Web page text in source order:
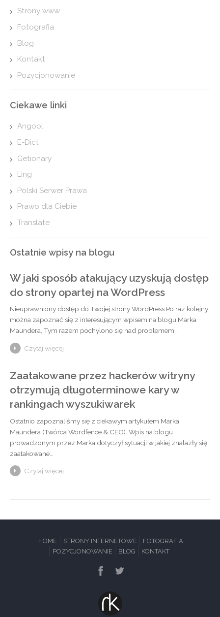
Strony www
Fotografia
Blog
Kontakt
Pozycjonowanie
Ciekawe linki
Angool
E-Dict
Getionary
Ling
Polski Serwer Prawa
Prawo dla Ciebie
Translate
Ostatnie wpisy na blogu
W jaki sposób atakujący uzyskują dostęp
do strony opartej na WordPress
Nieuprawniony dostęp do Twojej strony WordPress Po raz kolejny
można zapoznać się z interesującym wpisem na blogu Marka
Maundera. Tym razem pochylono się nad problemem…
Czytaj więcej
Zaatakowane przez hackerów witryny
otrzymują długoterminowe kary w
rankingach wyszukiwarek
Ostatnio zapoznaliśmy się z ciekawym artykułem Marka
Maundera (Twórca Wordfence & CEO). Wpis na blogu
prowadzonym przez Marka dotyczył sytuacji w jakiej znalazły się
zaatakowane…
Czytaj więcej
HOME STRONY INTERNETOWE
FOTOGRAFIA
POZYCJONOWANIE
BLOG KONTAKT